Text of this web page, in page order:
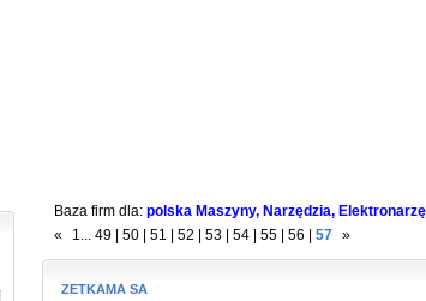
Baza firm dla: polska Maszyny, Narzędzia,
«
1... 49 50 51 52 53 54 55 56 57 »
ZETKAMA SA